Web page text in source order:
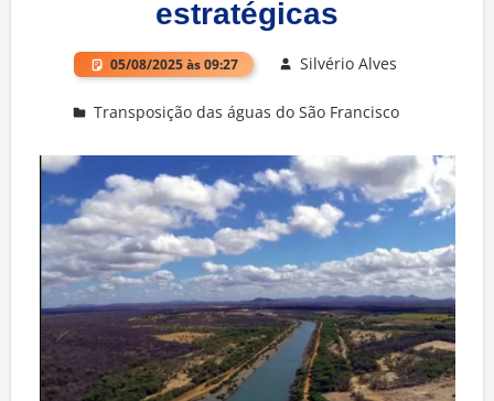
estratégicas
05/08/2025 às 09:27 Silvério Alves
Transposição das águas do São Francisco